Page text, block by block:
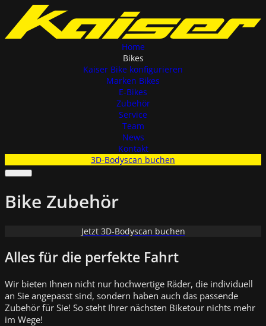
Home
Bikes
Kaiser Bike konfigurieren
Marken Bikes
E-Bikes
Zubehör
Service
Team
News
Kontakt
3D-Bodyscan buchen
Bike Zubehör
Jetzt 3D-Bodyscan buchen
Alles für die perfekte Fahrt
Wir bieten Ihnen nicht nur hochwertige Räder, die individuell
an Sie angepasst sind, sondern haben auch das passende
Zubehör für Sie! So steht Ihrer nächsten Biketour nichts mehr
im Wege!